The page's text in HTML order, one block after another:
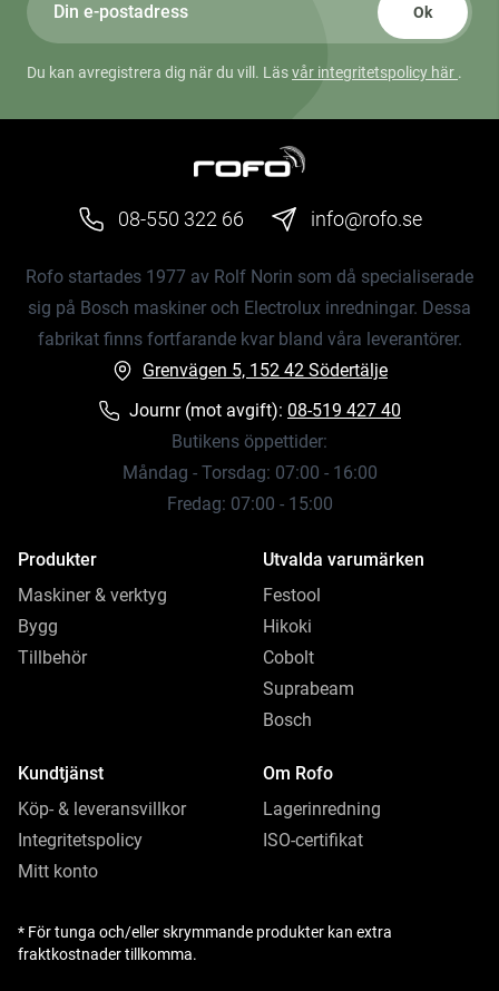
Ok
Du kan avregistrera dig när du vill. Läsvår integritetspolicy här .
08-550 322 66 info@rofo.se
Rofo startades 1977 av Rolf Norin som då specialiserade
sig på Bosch maskiner och Electrolux inredningar. Dessa
fabrikat finns fortfarande kvar bland våra leverantörer.
Grenvägen 5, 152 42 Södertälje
Journr (mot avgift): 08-519 427 40
Butikens öppettider:
Måndag - Torsdag: 07:00 - 16:00
Fredag: 07:00 - 15:00
Produkter
Maskiner & verktyg
Bygg
Tillbehör
Utvalda varumärken
Festool
Hikoki
Cobolt
Suprabeam
Bosch
Kundtjänst
Köp- & leveransvillkor
Integritetspolicy
Mitt konto
Om Rofo
Lagerinredning
ISO-certifikat
* För tunga och/eller skrymmande produkter kan extra
fraktkostnader tillkomma.